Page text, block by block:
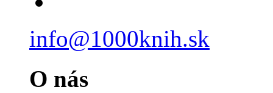
info@1000knih.sk
O nás